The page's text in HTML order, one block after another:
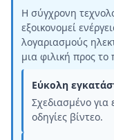
Η σύγχρονη
εξοικονομεί
λογαριασμούς
μια φιλική προς το
Εύκολη
Σχεδιασμένο για
οδηγίες βίντεο.